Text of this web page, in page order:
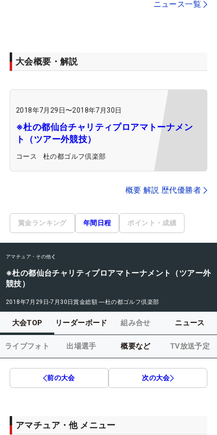
ニュース一覧
大会概要・解説
2018年7月29日〜2018年7月30日
※杜の都仙台チャリティプロアマトーナメン
ト（ツアー外競技）
コース 杜の都ゴルフ倶楽部
概要 解説 歴代優勝者
賞金ランキング 年間日程 ポイント・成績
アマチュア・その他
※杜の都仙台チャリティプロアマトーナメント（ツアー外
競技）
2018年7月29日-7月30日賞金総額 ―杜の都ゴルフ倶楽部
大会TOP リーダーボード 組み合せ ニュース
ライブフォト 出場選手 概要など TV放送予定
前の大会 次の大会
アマチュア・他 メニュー